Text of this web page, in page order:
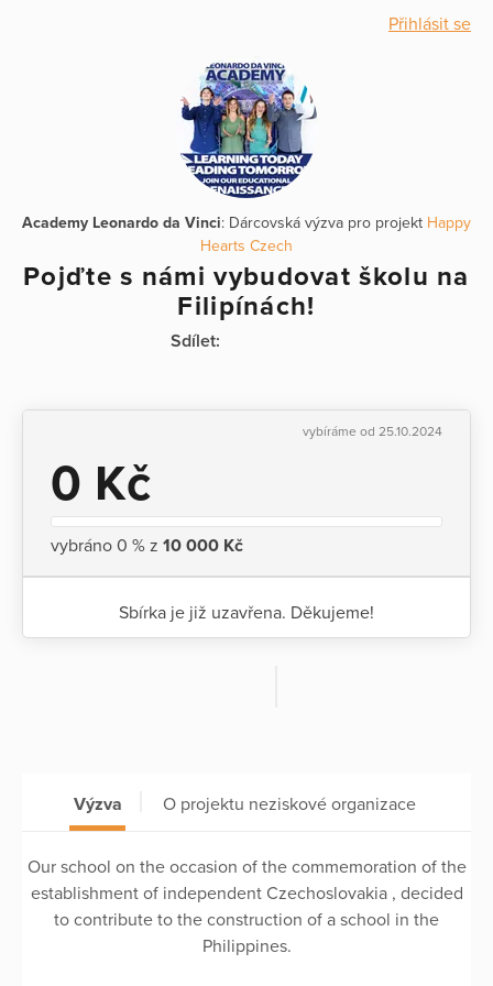
Přihlásit se
Academy Leonardo da Vinci: Dárcovská výzva pro projekt Happy
Hearts Czech
Pojďte s námi vybudovat školu na
Filipínách!
Sdílet:
vybíráme od 25.10.2024
0 Kč
vybráno 0 % z 10 000 Kč
Sbírka je již uzavřena. Děkujeme!
Výzva O projektu neziskové organizace
Our school on the occasion of the commemoration of the
establishment of independent Czechoslovakia , decided
to contribute to the construction of a school in the
Philippines.